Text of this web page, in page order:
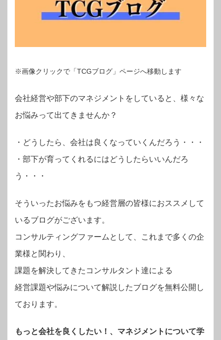
※画像クリックで「TCGブログ」ページへ移動します
会社経営や部下のマネジメントをしていると、様々な
お悩みって出てきませんか？
・ どうしたら、会社は良くなっていくんだろう・・・
・部下が育ってくれるにはどうしたらいいんだろ
う・・・
そういったお悩みをもつ経営層の皆様におススメして
いるブログがございます。
コンサルティングファームとして、これまで多くの企
業様と関わり、
課題を解決してきたコンサルタント達による
経営課題や悩みについて解説したブログを無料公開し
ております。
もっと会社を良くしたい！、マネジメントについて学